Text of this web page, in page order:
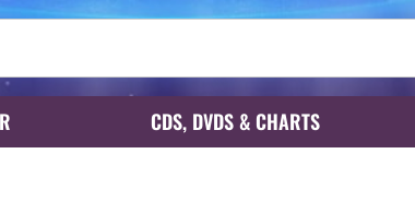
CDS, DVDS & CHARTS